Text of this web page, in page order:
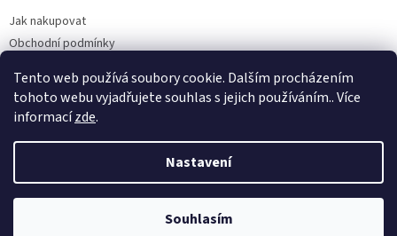
Tento web používá soubory cookie. Dalším procházením
tohoto webu vyjadřujete souhlas s jejich používáním.. Více
informacízde.
Nastavení
Souhlasím
Jak nakupovat
Obchodní podmínky
Kontakty
Vytvořil Shoptet
Top-zdraví.cz. Všechna práva vyhrazena.